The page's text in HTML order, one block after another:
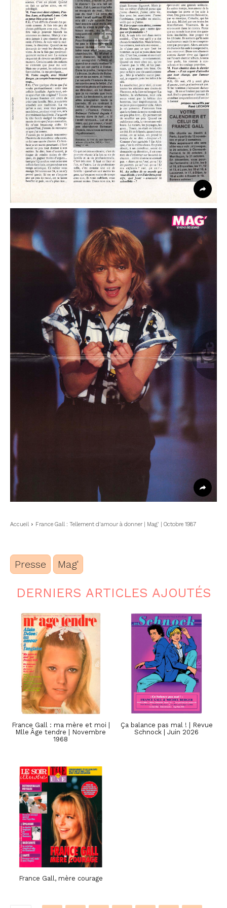
Accueil France Gall : Tellement d'amour à donner | Mag' | Octobre 1987
Presse Mag'
DERNIERS ARTICLES AJOUTÉS
France Gall : ma mère et moi |
Mlle Âge tendre | Novembre
1968
Ça balance pas mal ! | Revue
Schnock | Juin 2026
France Gall, mère courage